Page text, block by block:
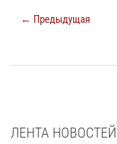
← Предыдущая
ЛЕНТА НОВОСТЕЙ